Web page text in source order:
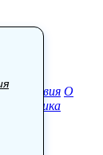
О
Политика